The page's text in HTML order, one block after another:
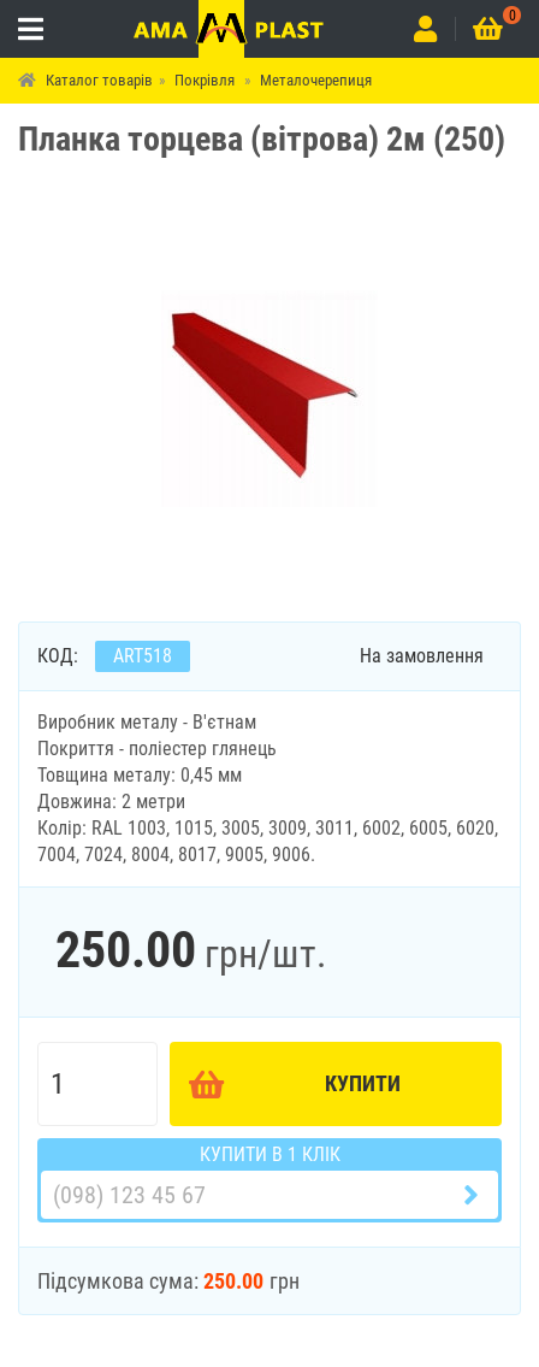
0
Каталог товарів Покрівля Металочерепиця
Планка торцева (вітрова) 2м (250)
КОД: ART518 На замовлення
Виробник металу - В'єтнам
Покриття - поліестер глянець
Товщина металу: 0,45 мм
Довжина: 2 метри
Колір: RAL 1003, 1015, 3005, 3009, 3011, 6002, 6005, 6020,
7004, 7024, 8004, 8017, 9005, 9006.
250.00 грн/шт.
КУПИТИ
КУПИТИ В 1 КЛІК
Підсумкова сума: 250.00 грн